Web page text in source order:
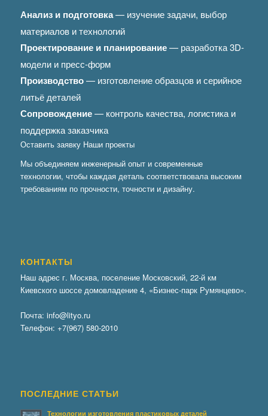
Анализ и подготовка— изучение задачи, выбор
материалов и технологий
Проектирование и планирование— разработка 3D-
модели и пресс-форм
Производство— изготовление образцов и серийное
литьё деталей
Сопровождение— контроль качества, логистика и
поддержка заказчика
Оставить заявку Наши проекты
Мы объединяем инженерный опыт и современные
технологии, чтобы каждая деталь соответствовала высоким
требованиям по прочности, точности и дизайну.
КОНТАКТЫ
Наш адрес г. Москва, поселение Московский, 22-й км
Киевского шоссе домовладение 4, «Бизнес-парк Румянцево».
Почта: info@lityo.ru
Телефон: +7(967) 580-2010
ПОСЛЕДНИЕ СТАТЬИ
Технологии изготовления пластиковых деталей